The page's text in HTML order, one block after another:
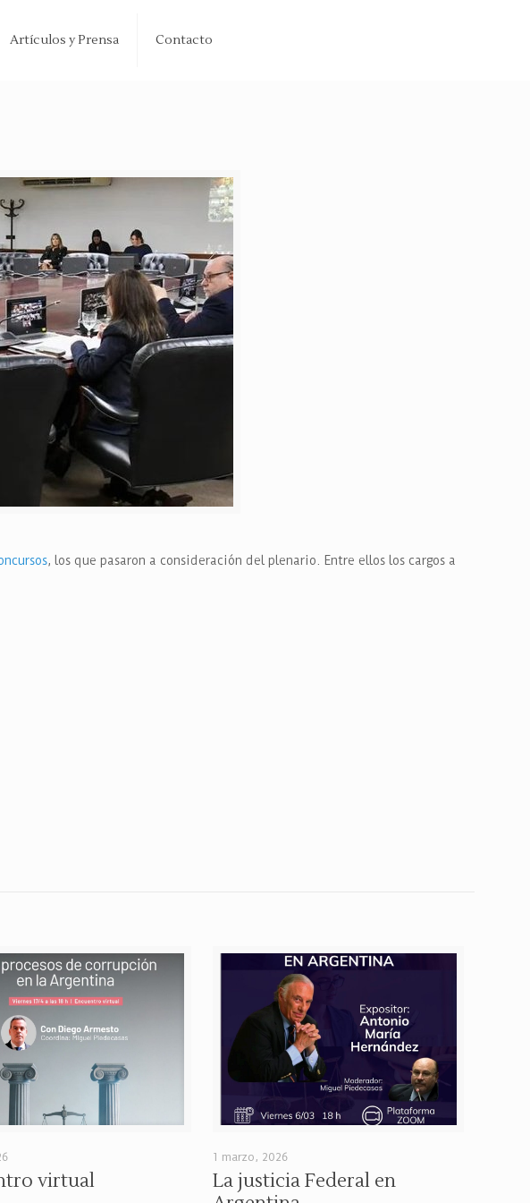
Artículos y Prensa Contacto
, los que pasaron a consideración del plenario.
Entre ellos los cargos a
virtual
1 marzo, 2026
La justicia Federal en